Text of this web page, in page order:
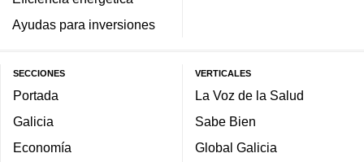
Ayudas para inversiones
SECCIONES
Portada
Galicia
Economía
VERTICALES
La Voz de la Salud
Sabe Bien
Global Galicia